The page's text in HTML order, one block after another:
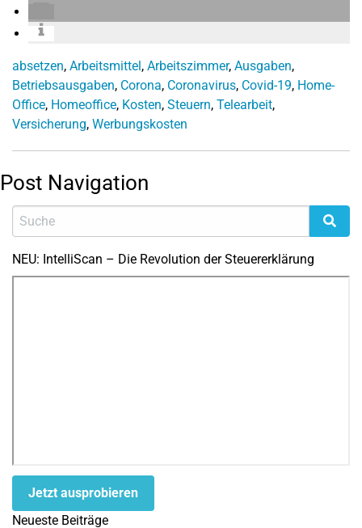
absetzen, Arbeitsmittel, Arbeitszimmer, Ausgaben,
Betriebsausgaben, Corona, Coronavirus, Covid-19, Home-
Office, Homeoffice, Kosten, Steuern, Telearbeit,
Versicherung, Werbungskosten
Post Navigation
NEU: IntelliScan – Die Revolution der Steuererklärung
Jetzt ausprobieren
Neueste Beiträge